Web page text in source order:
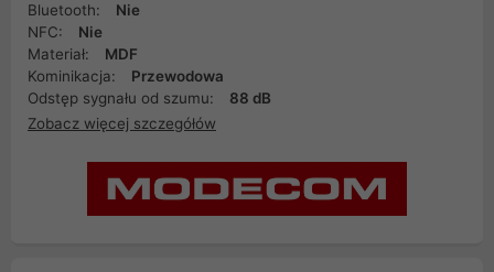
Bluetooth:
Nie
NFC:
Nie
Materiał:
MDF
Kominikacja:
Przewodowa
Odstęp sygnału od szumu:
88 dB
Zobacz więcej szczegółów